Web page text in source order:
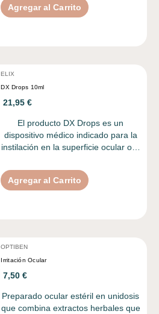
Agregar al Carrito
ELIX
DX Drops 10ml
21,95 €
El producto DX Drops es un
dispositivo médico indicado para la
instilación en la superficie ocular o…
Agregar al Carrito
OPTIBEN
Irritación Ocular
7,50 €
Preparado ocular estéril en unidosis
que combina extractos herbales que